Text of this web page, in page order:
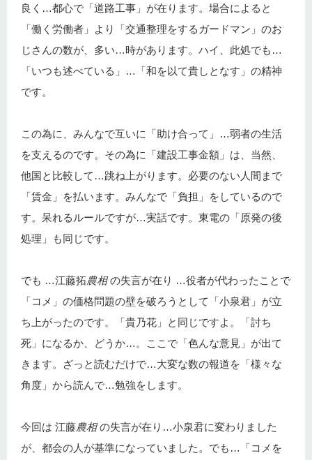
良く…都心で「道路工事」が在ります。場合によると
「働く労働者」より「交通整理をするガードマン」のお
じさんの数が、多い…時があります。ハイ、此処でも…
「いつも述べている」…「和を以て貴しとなす」の精神
です。
この為に、みんなで互いに「助け合って」…弱者の生活
を支えるのです。その為に「建設工事金額」は、当然、
他国と比較して…跳ね上がります。必要のない人間まで
「賃金」を払います。みんなで「負担」をしているので
す。呆れるルールですが…実話です。東電の「原発の後
処理」も同じです。
でも …江藤拓農相の失言が在り …役者が代わったことで
「コメ」の価格問題の壁を破ろうとして「小泉君」が立
ち上がったのです。「貴乃花」と同じですよ。「討ち
死」になるか、どうか…。ここで「色んな意見」が出て
きます。ざっと読むだけで…大変な数の報道を「様々な
角度」から読んで…勉強をします。
今回は 江藤農相の失言が在り…小泉君に変わりました
が、都会の人が基準になっていました。でも…「コメを